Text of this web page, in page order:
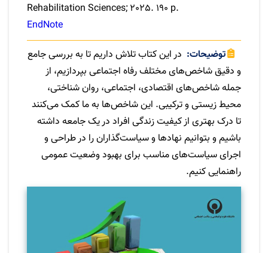
Rehabilitation Sciences; 2025. 190 p.
EndNote
توضیحات در این کتاب تلاش داریم تا به بررسی جامع
و دقیق شاخص‌های مختلف رفاه اجتماعی بپردازیم، از
جمله شاخص‌های اقتصادی، اجتماعی، روان شناختی،
محیط زیستی و ترکیبی. این شاخص‌ها به ما کمک می‌کنند
تا درک بهتری از کیفیت زندگی افراد در یک جامعه داشته
باشیم و بتوانیم نهادها و سیاست‌گذاران را در طراحی و
اجرای سیاست‌های مناسب برای بهبود وضعیت عمومی
راهنمایی کنیم.